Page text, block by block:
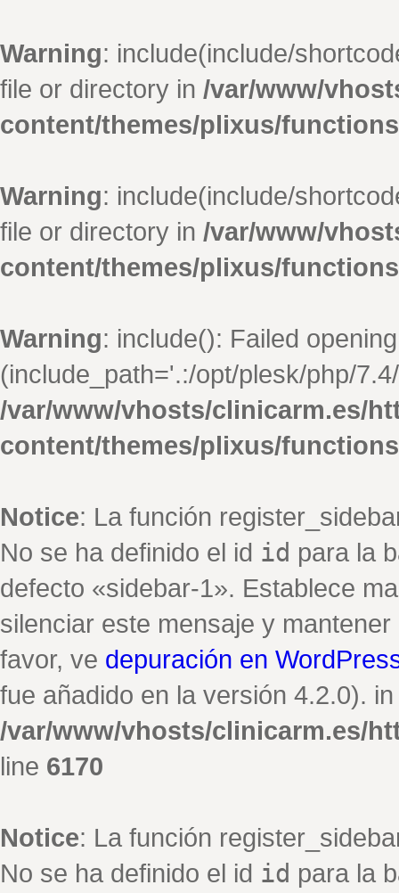
Warning: include(include/
file or directory in /var/www/
content/themes/plixus/
Warning: include(include/
file or directory in /var/www/
content/themes/plixus/
Warning: include(): Failed
(include_path='.:/opt/plesk/php/
/var/www/vhosts/clinicarm.es/
content/themes/plixus/
Notice: La función
No se ha definido el id id para la
defecto «sidebar-1». Establece
silenciar este mensaje y
favor, ve depuración en
fue añadido en la versión 4.2.0). in
/var/www/vhosts/clinicarm.es/
line 6170
Notice: La función
No se ha definido el id id para la